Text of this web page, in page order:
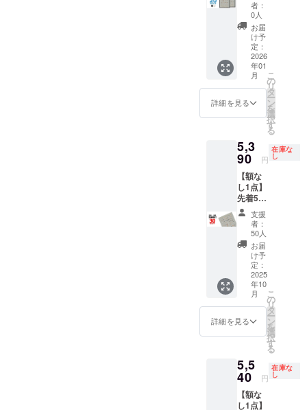
合：ヤ
マト運
輸160サ
イズに
て2,200
円程の
中継料
追加が
要とな
ります)
状況、
使用部
材の供
給状
況、製
造工程
上の都
合等に
より出
荷時期
が遅れ
る場合
があり
ます
の月末
です ※
送料込
の価格
です ※
沖縄離
島へは
別途中
必要で
す(注文
をご案
内しま
す-額な
しの場
合：ヤ
マト運
輸160サ
イズに
て2,200
円程の
中継料
追加が
別途必
要とな
ります)
状況、
使用部
給状
況、製
造工程
上の都
合等に
529mm
・額
色：白
or 黒 ・
材質：
アルミ
＋ PET
フィル
量：約
900g ・
額装し
てお届
けいた
します
※ ポス
ターを
丸めて
収納す
るハー
ドケー
スは付
属いた
しませ
ん ※国
内配送
なりま
す ※お
届け予
定」月
の月末
です ※
ター仕
様 ・サ
イズ：
B2(515
x728m
m) ・用
紙：印
刷用特
殊紙
195gs
ト印刷
・生
産：日
本 額仕
様 ・寸
法：735
x 19 x
529mm
・額
色：白
or 黒 ・
材質：
アルミ
＋ PET
フィル
量：約
900g ・
額装し
てお届
けいた
します
「白」
を選べ
ます
（セッ
トの2点
は同じ
色にな
りま
す） 内
ポス
ター」
x 2 ・額
装（黒2
点 or 白
2点）
ポス
ター仕
様 ・サ
イズ：
B2(515
x728m
m) ・用
紙：印
刷用特
殊紙
195gs
ト印刷
・生
産：日
本 額仕
予定価
格
￥23,00
0(税込)
2=￥46,
000(税
込)のと
ころ、
→
20%OF
00(税
込) 額装
は
「黒」
か
「白」
を選べ
ます
（セッ
トの2点
は同じ
色にな
りま
す） 内
容 ・動
物病院
の「犬
装（黒2
点 or 白
2点）
ポス
者：
0人
お届
け予
定：
2026
年01
月
詳細を見る
こ
の
リ
タ
ー
ン
を
選
択
す
る
5,3
90 円
在庫な
し
【額な
し1点】
先着50
名様限
定！ 一
般販売
予定価
￥7,700
(税込)の
とこ
ろ、 →
30%OF
F￥5,39
0(税込)
内容 ・
院の
「犬ポ
ス
ター」
・ハー
支援
者：
50人
お届
け予
定：
2025
年10
月
詳細を見る
こ
の
リ
タ
ー
ン
を
選
択
す
る
5,5
40 円
在庫な
し
【額な
し1点】